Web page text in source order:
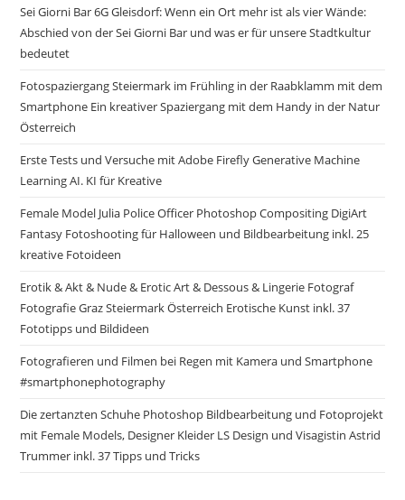
Sei Giorni Bar 6G Gleisdorf: Wenn ein Ort mehr ist als vier Wände:
Abschied von der Sei Gior­ni Bar und was er für unsere Stadtkultur
bedeutet
Fotospaziergang Steiermark im Frühling in der Raabklamm mit dem
Smartphone Ein kreativer Spaziergang mit dem Handy in der Natur
Österreich
Erste Tests und Versuche mit Adobe Firefly Generative Machine
Learning AI. KI für Kreative
Female Model Julia Police Officer Photoshop Compositing DigiArt
Fantasy Fotoshooting für Halloween und Bildbearbeitung inkl. 25
kreative Fotoideen
Erotik & Akt & Nude & Erotic Art & Dessous & Lingerie Fotograf
Fotografie Graz Steiermark Österreich Erotische Kunst inkl. 37
Fototipps und Bildideen
Fotografieren und Filmen bei Regen mit Kamera und Smartphone
#smartphonephotography
Die zertanzten Schuhe Photoshop Bildbearbeitung und Fotoprojekt
mit Female Models, Designer Kleider LS Design und Visagistin Astrid
Trummer inkl. 37 Tipps und Tricks